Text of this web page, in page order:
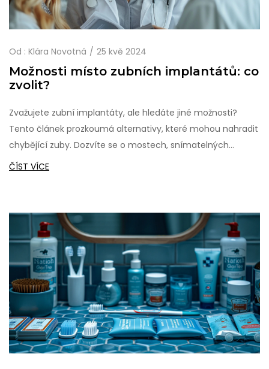
Od : Klára Novotná 25 kvě 2024
Možnosti místo zubních implantátů: co
zvolit?
Zvažujete zubní implantáty, ale hledáte jiné možnosti?
Tento článek prozkoumá alternativy, které mohou nahradit
chybějící zuby. Dozvíte se o mostech, snímatelných
protézách, mini-implantátech a o různých nesírkátových
ČÍST VÍCE